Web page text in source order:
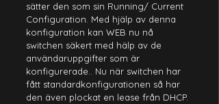
sätter den som sin Running/ Current
Configuration. Med hjälp av denna
konfiguration kan WEB nu nå
switchen säkert med hälp av de
användaruppgifter som är
konfigurerade.. Nu när switchen har
fått standardkonfigurationen så har
den även plockat en lease från DHCP.